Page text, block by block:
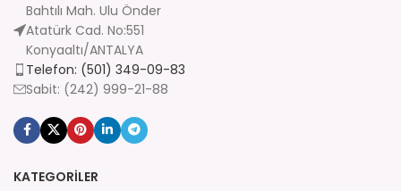
Bahtılı Mah. Ulu Önder
Atatürk Cad. No:551
Konyaaltı/ANTALYA
Telefon: (501) 349-09-83
Sabit: (242) 999-21-88
KATEGORİLER